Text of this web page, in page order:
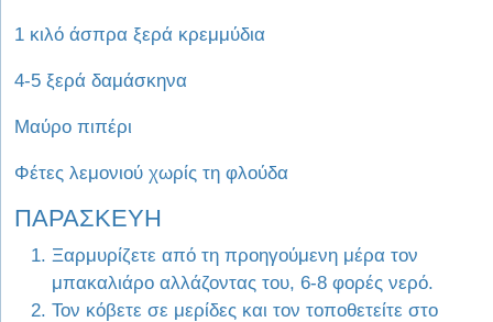
1 κιλό άσπρα ξερά κρεμμύδια
4-5 ξερά δαμάσκηνα
Μαύρο πιπέρι
Φέτες λεμονιού χωρίς τη φλούδα
ΠΑΡΑΣΚΕΥΗ
Ξαρμυρίζετε από τη προηγούμενη μέρα τον
μπακαλιάρο αλλάζοντας του, 6-8 φορές νερό.
Τον κόβετε σε μερίδες και τον τοποθετείτε στο